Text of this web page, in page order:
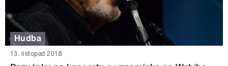
Hudba
13. listopad 2018